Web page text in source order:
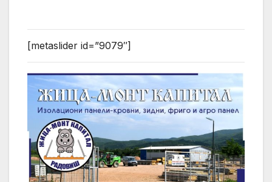
[metaslider id=”9079″]